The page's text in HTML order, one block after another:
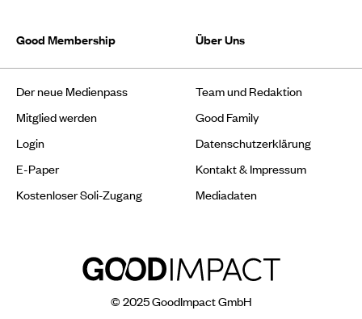
Good Membership
Der neue Medienpass
Mitglied werden
Login
E-Paper
Kostenloser Soli-Zugang
Über Uns
Team und Redaktion
Good Family
Datenschutzerklärung
Kontakt & Impressum
Mediadaten
© 2025 GoodImpact GmbH